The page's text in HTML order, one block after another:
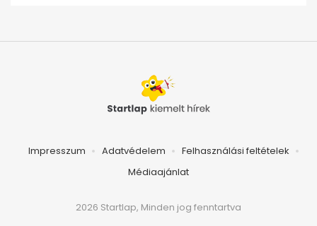
Impresszum Adatvédelem
Felhasználási feltételek
Médiaajánlat
2026 Startlap, Minden jog fenntartva